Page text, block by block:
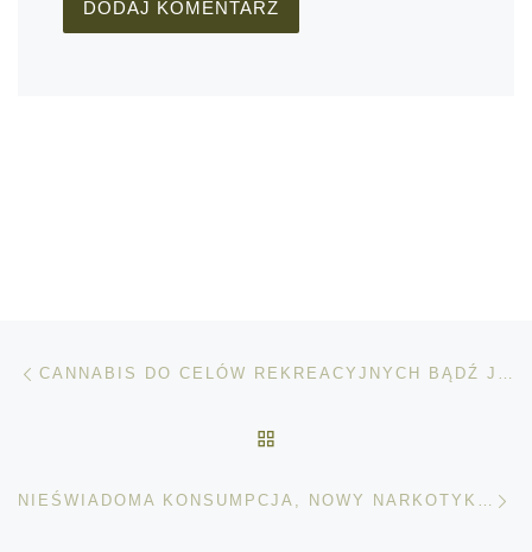
Nawigacja wpisu CANNABIS DO CELÓW REKREACYJNYCH BĄDŹ JAKO LEK: CZYM SIĘ RÓŻNIĄ?
NIEŚWIADOMA KONSUMPCJA, NOWY NARKOTYK FLAKKA